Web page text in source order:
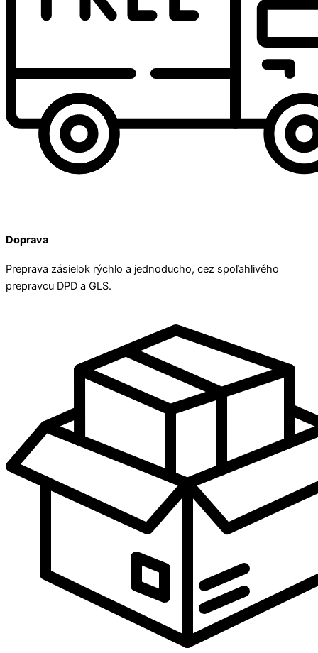
Doprava
Preprava zásielok rýchlo a jednoducho, cez spoľahlivého
prepravcu DPD a GLS.